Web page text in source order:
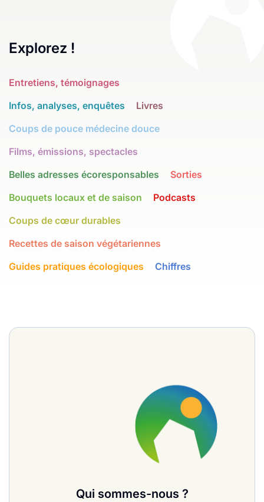
Explorez !
Entretiens, témoignages
Infos, analyses, enquêtes
Livres
Coups de pouce médecine douce
Films, émissions, spectacles
Belles adresses écoresponsables
Sorties
Bouquets locaux et de saison
Podcasts
Coups de cœur durables
Recettes de saison végétariennes
Guides pratiques écologiques
Chiffres
Qui sommes-nous ?